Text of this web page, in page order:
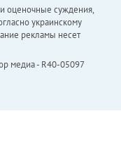
и оценочные суждения,
украинскому
рекламы несет
медиа - R40-05097